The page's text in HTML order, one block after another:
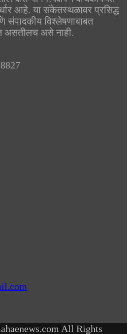
आहे. या संकेतस्थळावर प्रसिद्ध
संपादकीय विश्लेषणाबाबत
असे नाही.
All Rights